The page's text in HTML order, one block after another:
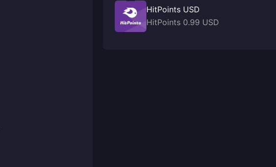
HitPoints USD
HitPoints 0.99 USD